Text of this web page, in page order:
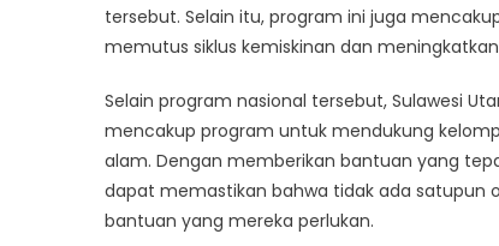
tersebut. Selain itu, program ini juga
memutus siklus kemiskinan dan
Selain program nasional tersebut, Sulawesi
mencakup program untuk mendukung
alam. Dengan memberikan bantuan yang
dapat memastikan bahwa tidak ada satupun
bantuan yang mereka perlukan.